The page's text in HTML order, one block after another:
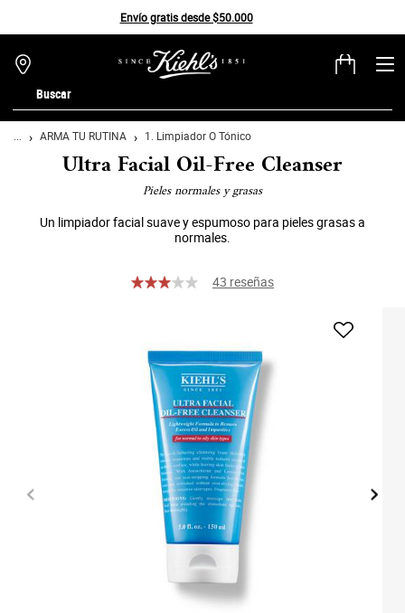
Envío gratis desde $50.000
Buscar
TIENDAS 0 PRODUCTO
Main contentARMA TU RUTINA 1. Limpiador O Tónico
Ultra Facial Oil-Free Cleanser
Pieles normales y grasas
Un limpiador facial suave y espumoso para pieles grasas a
normales.
43 reseñas